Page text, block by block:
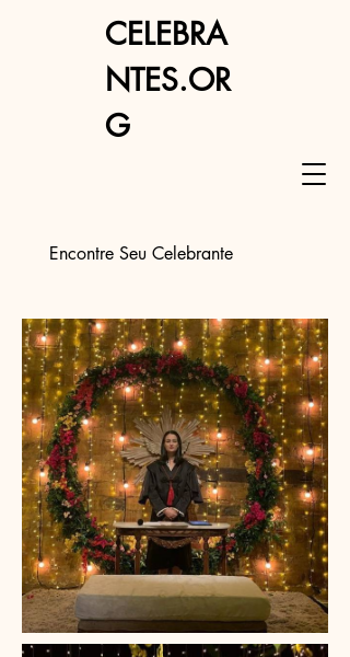
Encontre Seu Celebrante
CELEBRA
NTES.OR
G